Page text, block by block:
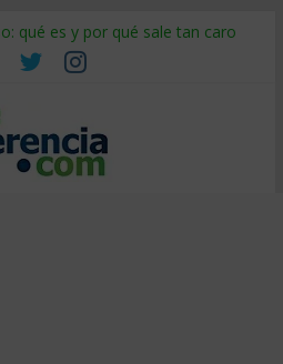
qué es y por qué sale tan caro
después del terremoto
liderar el cambio sin fracasar
con IA: qué cambia en el oficio
evitar que todos piensen igual